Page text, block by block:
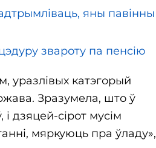
яны павінны
звароту па пенсію
уразлівых катэгорый
Зразумела, што ў
і дзяцей-сірот мусім
мяркуюць пра ўладу»,